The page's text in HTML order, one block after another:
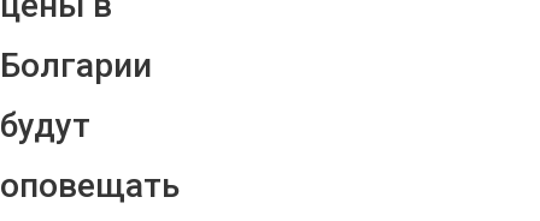
Болгарии
будут
оповещать